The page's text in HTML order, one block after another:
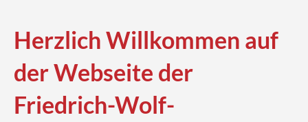
Herzlich Willkommen auf
der Webseite der
Friedrich-Wolf-